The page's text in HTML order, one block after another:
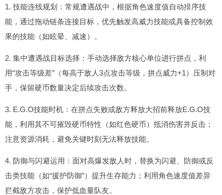
1. 技能连线规划：常规遭遇战中，根据角色速度值自动排序技
能，通过拖动链条连接目标，优先触发高威力技能或具备控制效
果的技能（如眩晕、减速）。
2. 集中遭遇战目标选择：手动选择敌方核心单位进行拼点，利
用“攻击等级差”（每高于敌人3点攻击等级，拼点威力+1）压制对
手，保留硬币数量决定后续攻击次数。
3. E.G.O技能时机：在拼点失败或敌方释放大招前释放E.G.O技
能，利用其不可摧毁硬币特性（如红色硬币）抵消伤害并反击；
注意资源消耗，避免关键时刻无法释放技能。
4. 防御与闪避运用：面对高爆发敌人时，替换为闪避、防御或反
击类技能（如“援护防御”）提升生存能力；利用角色速度值差异
拦截敌方攻击，保护低血量队友。